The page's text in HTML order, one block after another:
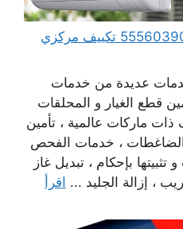
فني تكييف وتبريد الرميثية 55560390 تكييف مركزي
عديدة من خدمات
قطع الغيار و المحلقات
ذات ماركات عالمية ، تأمين
الضاغطات ، خدمات الفحص
بإحكام ، تبديل غاز
، إزالة الجليد ... اقرأ